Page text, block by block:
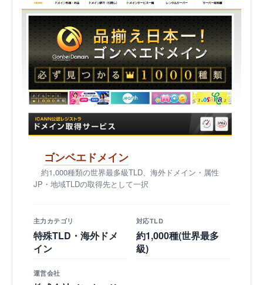
ゴンベエドメイン
約1,000種類の世界最多級TLD、海外ドメイン・属性
JP・地域TLDの取得先として一択
主力カテゴリ
特殊TLD・海外ドメ
イン
対応TLD
約1,000種(世界最多
級)
運営会社